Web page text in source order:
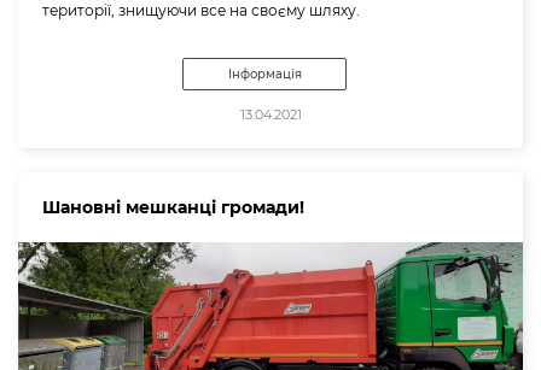
території, знищуючи все на своєму шляху.
Інформація
13.04.2021
Шановні мешканці громади!